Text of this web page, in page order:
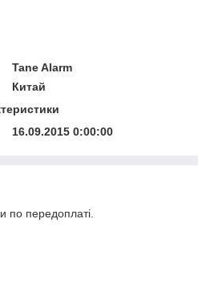
Tane Alarm
Китай
16.09.2015 0:00:00
по передоплаті.